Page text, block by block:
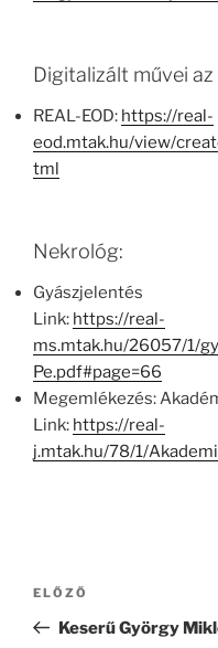
Digitalizált művei
REAL-EOD: https://real-
eod.mtak.hu/view/
tml
Nekrológ:
Gyászjelentés
Link: https://real-
ms.mtak.hu/26057/1/
Pe.pdf#page=66
Megemlékezés:
Link: https://real-
j.mtak.hu/78/1/
Bejegyzés
Korábbi
bejegyzés
ELŐZŐ
Keserű György